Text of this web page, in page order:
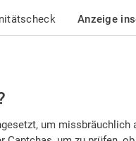
Anzeige
um